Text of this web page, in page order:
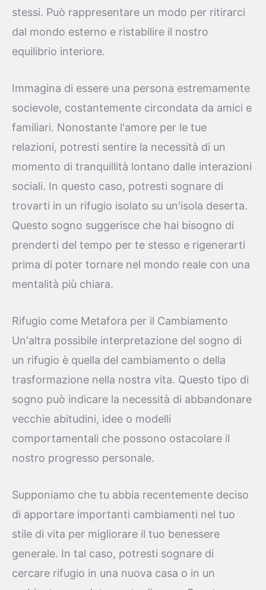
stessi. Può rappresentare un modo per ritirarci
dal mondo esterno e ristabilire il nostro
equilibrio interiore.
Immagina di essere una persona estremamente
socievole, costantemente circondata da amici e
familiari. Nonostante l'amore per le tue
relazioni, potresti sentire la necessità di un
momento di tranquillità lontano dalle interazioni
sociali. In questo caso, potresti sognare di
trovarti in un rifugio isolato su un'isola deserta.
Questo sogno suggerisce che hai bisogno di
prenderti del tempo per te stesso e rigenerarti
prima di poter tornare nel mondo reale con una
mentalità più chiara.
Rifugio come Metafora per il Cambiamento
Un'altra possibile interpretazione del sogno di
un rifugio è quella del cambiamento o della
trasformazione nella nostra vita. Questo tipo di
sogno può indicare la necessità di abbandonare
vecchie abitudini, idee o modelli
comportamentali che possono ostacolare il
nostro progresso personale.
Supponiamo che tu abbia recentemente deciso
di apportare importanti cambiamenti nel tuo
stile di vita per migliorare il tuo benessere
generale. In tal caso, potresti sognare di
cercare rifugio in una nuova casa o in un